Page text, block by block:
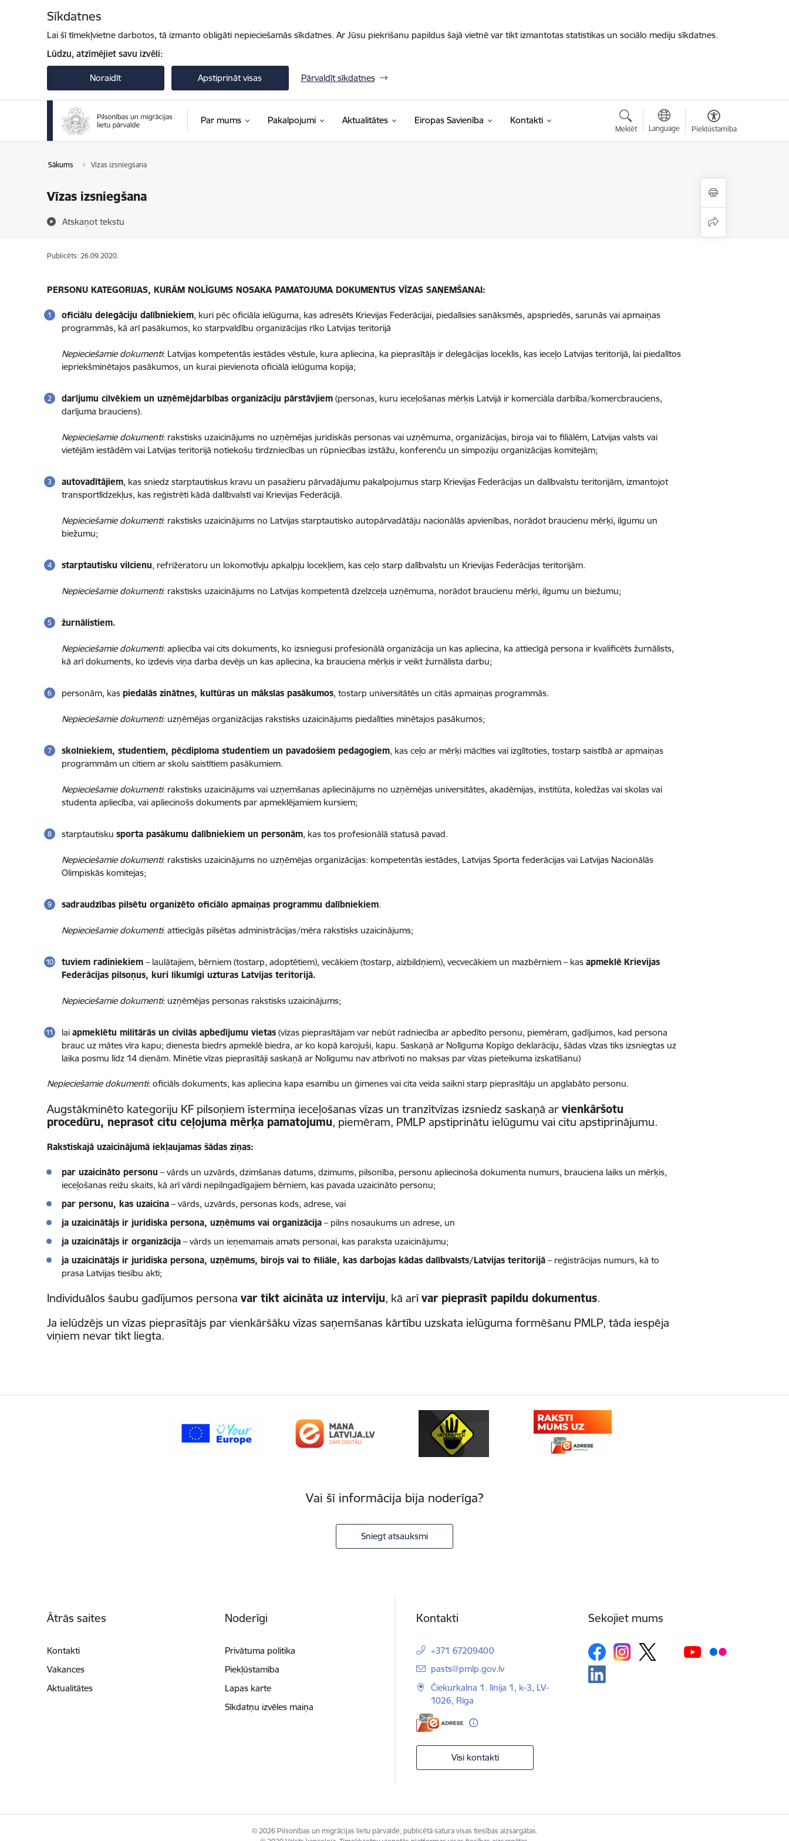
Sīkdatnes
Lai šī tīmekļvietne darbotos, tā izmanto obligāti nepieciešamās sīkdatnes. Ar Jūsu piekrišanu papildus šajā vietnē var tikt izmantotas statistikas un sociālo mediju sīkdatnes.
Lūdzu, atzīmējiet savu izvēli:
Noraidīt Apstiprināt visas Pārvaldīt sīkdatnes
Par mums Pakalpojumi Aktualitātes Eiropas Savienība Kontakti
Meklēt Language Piekļūstamība
Sākums Vīzas izsniegšana
Vīzas izsniegšana
Atskaņot tekstu
Publicēts: 26.09.2020.
PERSONU KATEGORIJAS, KURĀM NOLĪGUMS NOSAKA PAMATOJUMA DOKUMENTUS VĪZAS SAŅEMŠANAI:
oficiālu delegāciju dalībniekiem, kuri pēc oficiāla ielūguma, kas adresēts Krievijas Federācijai, piedalīsies sanāksmēs, apspriedēs, sarunās vai apmaiņas
programmās, kā arī pasākumos, ko starpvaldību organizācijas rīko Latvijas teritorijā
Nepieciešamie dokumenti: Latvijas kompetentās iestādes vēstule, kura apliecina, ka pieprasītājs ir delegācijas loceklis, kas ieceļo Latvijas teritorijā, lai piedalītos
iepriekšminētajos pasākumos, un kurai pievienota oficiālā ielūguma kopija;
darījumu cilvēkiem un uzņēmējdarbības organizāciju pārstāvjiem(personas, kuru ieceļošanas mērķis Latvijā ir komerciāla darbība/komercbrauciens,
darījuma brauciens).
Nepieciešamie dokumenti: rakstisks uzaicinājums no uzņēmējas juridiskās personas vai uzņēmuma, organizācijas, biroja vai to filiālēm, Latvijas valsts vai
vietējām iestādēm vai Latvijas teritorijā notiekošu tirdzniecības un rūpniecības izstāžu, konferenču un simpoziju organizācijas komitejām;
autovadītājiem, kas sniedz starptautiskus kravu un pasažieru pārvadājumu pakalpojumus starp Krievijas Federācijas un dalībvalstu teritorijām, izmantojot
transportlīdzekļus, kas reģistrēti kādā dalībvalstī vai Krievijas Federācijā.
Nepieciešamie dokumenti: rakstisks uzaicinājums no Latvijas starptautisko autopārvadātāju nacionālās apvienības, norādot braucienu mērķi, ilgumu un
biežumu;
starptautisku vilcienu, refrižeratoru un lokomotīvju apkalpju locekļiem, kas ceļo starp dalībvalstu un Krievijas Federācijas teritorijām.
Nepieciešamie dokumenti: rakstisks uzaicinājums no Latvijas kompetentā dzelzceļa uzņēmuma, norādot braucienu mērķi, ilgumu un biežumu;
žurnālistiem.
Nepieciešamie dokumenti: apliecība vai cits dokuments, ko izsniegusi profesionālā organizācija un kas apliecina, ka attiecīgā persona ir kvalificēts žurnālists,
kā arī dokuments, ko izdevis viņa darba devējs un kas apliecina, ka brauciena mērķis ir veikt žurnālista darbu;
personām, kas piedalās zinātnes, kultūras un mākslas pasākumos, tostarp universitātēs un citās apmaiņas programmās.
Nepieciešamie dokumenti:uzņēmējas organizācijas rakstisks uzaicinājums piedalīties minētajos pasākumos;
skolniekiem, studentiem, pēcdiploma studentiem un pavadošiem pedagogiem, kas ceļo ar mērķi mācīties vai izglītoties, tostarp saistībā ar apmaiņas
programmām un citiem ar skolu saistītiem pasākumiem.
Nepieciešamie dokumenti: rakstisks uzaicinājums vai uzņemšanas apliecinājums no uzņēmējas universitātes, akadēmijas, institūta, koledžas vai skolas vai
studenta apliecība, vai apliecinošs dokuments par apmeklējamiem kursiem;
starptautisku sporta pasākumu dalībniekiem un personām, kas tos profesionālā statusā pavad.
Nepieciešamie dokumenti: rakstisks uzaicinājums no uzņēmējas organizācijas: kompetentās iestādes, Latvijas Sporta federācijas vai Latvijas Nacionālās
Olimpiskās komitejas;
sadraudzības pilsētu organizēto oficiālo apmaiņas programmu dalībniekiem.
Nepieciešamie dokumenti: attiecīgās pilsētas administrācijas/mēra rakstisks uzaicinājums;
tuviem radiniekiem– laulātajiem, bērniem (tostarp, adoptētiem), vecākiem (tostarp, aizbildņiem), vecvecākiem un mazbērniem – kas apmeklē Krievijas
Federācijas pilsoņus, kuri likumīgi uzturas Latvijas teritorijā.
Nepieciešamie dokumenti: uzņēmējas personas rakstisks uzaicinājums;
lai apmeklētu militārās un civilās apbedījumu vietas(vīzas pieprasītājam var nebūt radniecība ar apbedīto personu, piemēram, gadījumos, kad persona
brauc uz mātes vīra kapu; dienesta biedrs apmeklē biedra, ar ko kopā karojuši, kapu. Saskaņā ar Nolīguma Kopīgo deklarāciju, šādas vīzas tiks izsniegtas uz
laika posmu līdz 14 dienām. Minētie vīzas pieprasītāji saskaņā ar Nolīgumu nav atbrīvoti no maksas par vīzas pieteikuma izskatīšanu)
Nepieciešamie dokumenti: oficiāls dokuments, kas apliecina kapa esamību un ģimenes vai cita veida saikni starp pieprasītāju un apglabāto personu.
Augstākminēto kategoriju KF pilsoņiem īstermiņa ieceļošanas vīzas un tranzītvīzas izsniedz saskaņā ar vienkāršotu
procedūru, neprasot citu ceļojuma mērķa pamatojumu, piemēram, PMLP apstiprinātu ielūgumu vai citu apstiprinājumu.
Rakstiskajā uzaicinājumā iekļaujamas šādas ziņas:
par uzaicināto personu – vārds un uzvārds, dzimšanas datums, dzimums, pilsonība, personu apliecinoša dokumenta numurs, brauciena laiks un mērķis,
ieceļošanas reižu skaits, kā arī vārdi nepilngadīgajiem bērniem, kas pavada uzaicināto personu;
par personu, kas uzaicina– vārds, uzvārds, personas kods, adrese, vai
ja uzaicinātājs ir juridiska persona, uzņēmums vai organizācija– pilns nosaukums un adrese, un
ja uzaicinātājs ir organizācija– vārds un ieņemamais amats personai, kas paraksta uzaicinājumu;
ja uzaicinātājs ir juridiska persona, uzņēmums, birojs vai to filiāle, kas darbojas kādas dalībvalsts/Latvijas teritorijā– reģistrācijas numurs, kā to
prasa Latvijas tiesību akti;
Individuālos šaubu gadījumos persona var tikt aicināta uz interviju, kā arīvar pieprasīt papildu dokumentus.
Ja ielūdzējs un vīzas pieprasītājs par vienkāršāku vīzas saņemšanas kārtību uzskata ielūguma formēšanu PMLP, tāda iespēja
viņiem nevar tikt liegta.
Vai šī informācija bija noderīga?
Sniegt atsauksmi
Ātrās saites
Kontakti
Vakances
Aktualitātes
Noderīgi
Privātuma politika
Piekļūstamība
Lapas karte
Sīkdatņu izvēles maiņa
Kontakti
+371 67209400
E-pasts:
pasts@pmlp.gov.lv
Čiekurkalna 1. līnija 1, k-3, LV-
1026, Rīga
Visi kontakti
Sekojiet mums
© 2026 Pilsonības un migrācijas lietu pārvalde, publicētā satura visas tiesības aizsargātas.